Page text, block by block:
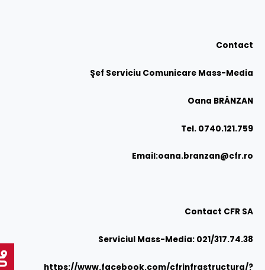
Contact
Şef Serviciu Comunicare Mass-Media
Oana BRÂNZAN
Tel. 0740.121.759
Email:oana.branzan@cfr.ro
Contact CFR SA
Serviciul Mass-Media: 021/317.74.38
https://www.facebook.com/cfrinfrastructura/?